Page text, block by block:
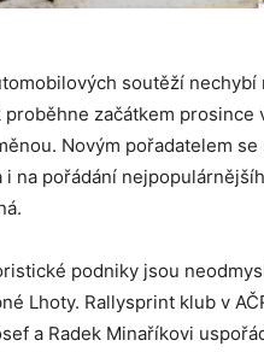
soutěží nechybí
začátkem
Novým pořadatelem
na pořádání
podniky jsou
Lhoty. Rallysprint klub v
a Radek Minaříkovi